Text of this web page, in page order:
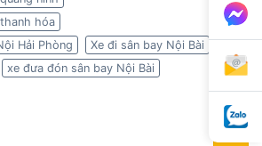
hóa
Hải Phòng
Xe đi sân bay Nội Bài
xe đưa đón sân bay Nội Bài